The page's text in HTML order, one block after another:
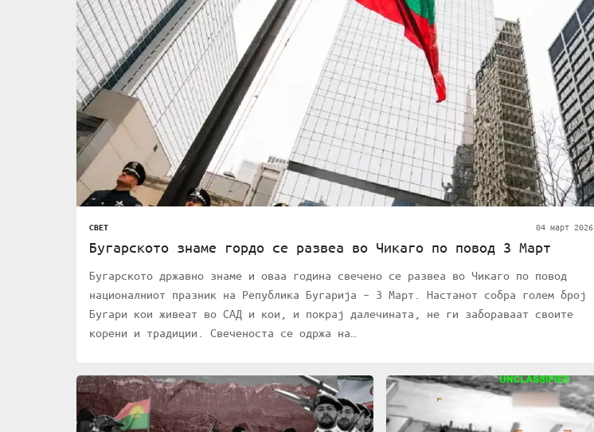
СВЕТ 04 март 2026
Бугарското знаме гордо се развеа во Чикаго по повод 3 Март
Бугарското државно знаме и оваа година свечено се развеа во Чикаго по повод
националниот празник на Република Бугарија – 3 Март. Настанот собра голем број
Бугари кои живеат во САД и кои, и покрај далечината, не ги забораваат своите
корени и традиции. Свеченоста се одржа на…